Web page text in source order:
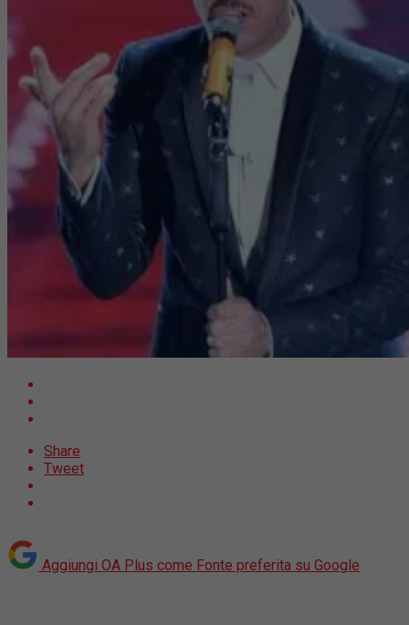
Share
Tweet
Aggiungi OA Plus come Fonte preferita su Google